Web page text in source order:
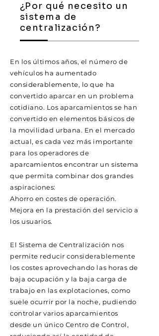
¿Por qué necesito un
sistema de
centralización?
En los últimos años, el número de
vehículos ha aumentado
considerablemente, lo que ha
convertido aparcar en un problema
cotidiano. Los aparcamientos se han
convertido en elementos básicos de
la movilidad urbana. En el mercado
actual, es cada vez más importante
para los operadores de
aparcamientos encontrar un sistema
que permita combinar dos grandes
aspiraciones:
Ahorro en costes de operación.
Mejora en la prestación del servicio a
los usuarios.
El Sistema de Centralización nos
permite reducir considerablemente
los costes aprovechando las horas de
baja ocupación y la baja carga de
trabajo en las explotaciones, como
suele ocurrir por la noche, pudiendo
controlar varios aparcamientos
desde un único Centro de Control,